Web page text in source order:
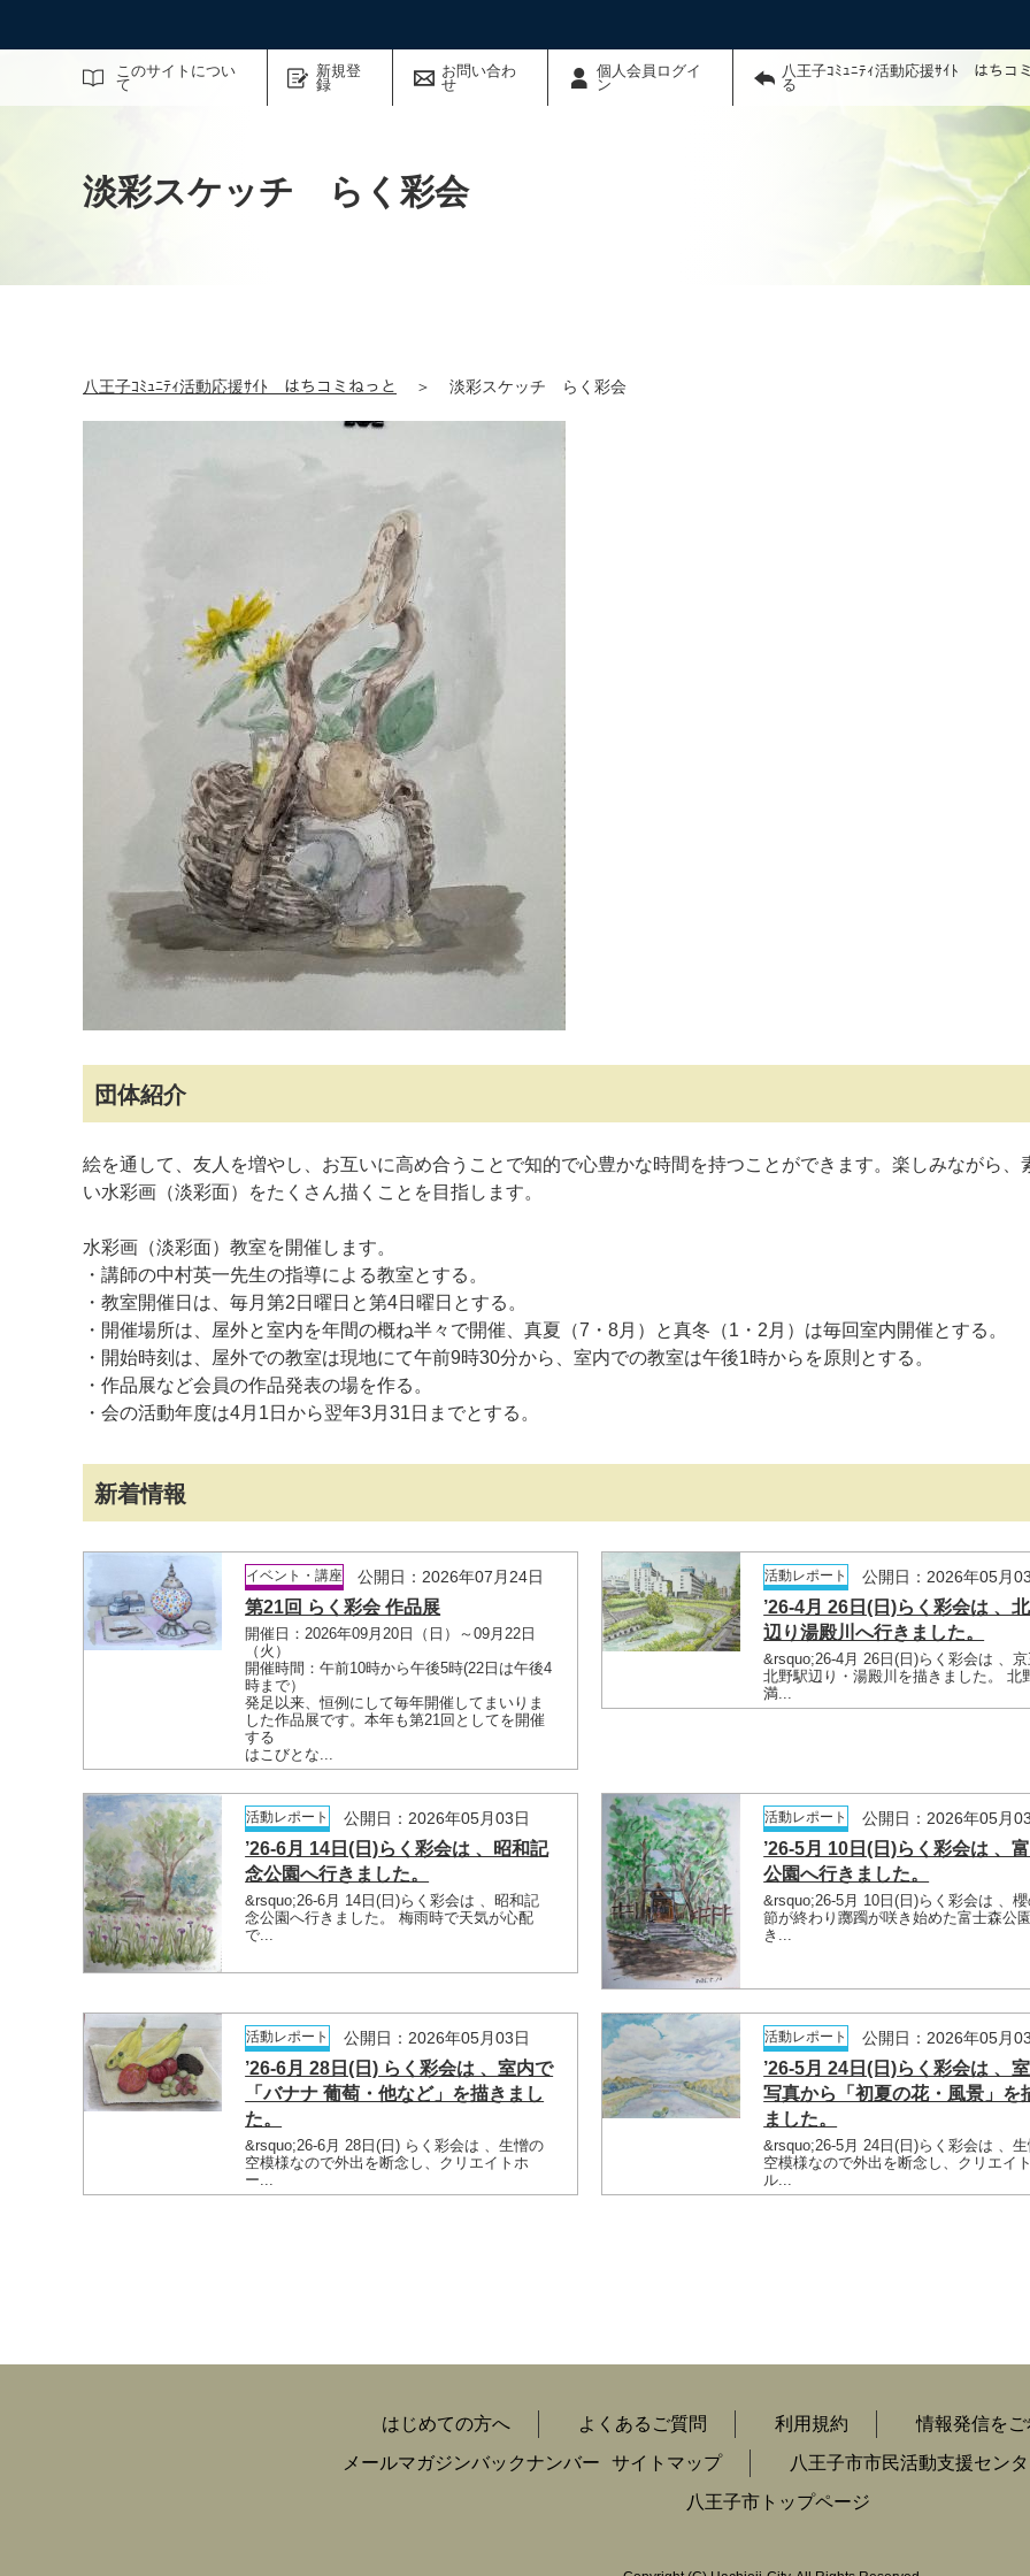
このサイトについ
て
新規登
録
お問い合わ
せ
個人会員ログイ
ン
八王子ｺﾐｭﾆﾃｨ活動応援ｻｲﾄ はちコ
る
サイト内検索
淡彩スケッチ らく彩会
八王子ｺﾐｭﾆﾃｨ活動応援ｻｲﾄ はちコミねっと ＞ 淡彩スケッチ らく彩会
団体紹介
絵を通して、友人を増やし、お互いに高め合うことで知的で心豊かな時間を持つことができます。楽しみながら、
い水彩画（淡彩面）をたくさん描くことを目指します。
水彩画（淡彩面）教室を開催します。
・講師の中村英一先生の指導による教室とする。
・教室開催日は、毎月第2日曜日と第4日曜日とする。
・開催場所は、屋外と室内を年間の概ね半々で開催、真夏（7・8月）と真冬（1・2月）は毎回室内開催とする。
・開始時刻は、屋外での教室は現地にて午前9時30分から、室内での教室は午後1時からを原則とする。
・作品展など会員の作品発表の場を作る。
・会の活動年度は4月1日から翌年3月31日までとする。
新着情報
イベント・講座 公開日：2026年07月24日
第21回 らく彩会 作品展
開催日：2026年09月20日（日）～09月22日
（火）
開催時間：午前10時から午後5時(22日は午後4
時まで）
発足以来、恒例にして毎年開催してまいりま
した作品展です。本年も第21回としてを開催
する
はこびとな...
活動レポート 公開日：2026年05月
’26-4月 26日(日)らく彩会は 、
辺り湯殿川へ行きました。
&rsquo;26-4月 26日(日)らく彩会は 、
北野駅辺り・湯殿川を描きました。 北
満...
活動レポート 公開日：2026年05月03日
’26-6月 14日(日)らく彩会は 、昭和記
念公園へ行きました。
&rsquo;26-6月 14日(日)らく彩会は 、昭和記
念公園へ行きました。 梅雨時で天気が心配
で...
活動レポート 公開日：2026年05月
’26-5月 10日(日)らく彩会は 、
公園へ行きました。
&rsquo;26-5月 10日(日)らく彩会は 、
節が終わり躑躅が咲き始めた富士森公
き...
活動レポート 公開日：2026年05月03日
’26-6月 28日(日) らく彩会は 、室内で
「バナナ 葡萄・他など」を描きまし
た。
&rsquo;26-6月 28日(日) らく彩会は 、生憎の
空模様なので外出を断念し、クリエイトホ
ー...
活動レポート 公開日：2026年05月
’26-5月 24日(日)らく彩会は 、
写真から「初夏の花・風景」を
ました。
&rsquo;26-5月 24日(日)らく彩会は 、
空模様なので外出を断念し、クリエイ
ル...
マイメディア検索
はじめての方へ よくあるご質問 利用規約
情報発信を
メールマガジンバックナンバー
サイトマップ
八王子市市民活動支援セン
八王子市トップページ